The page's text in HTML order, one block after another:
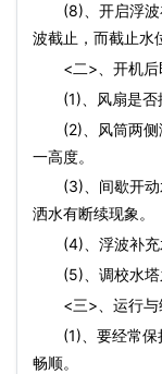
(8)、开启浮波
波截止，而截止水
<二>、开机后
(1)、风扇是否按
(2)、风筒两侧
一高度。
(3)、间歇开动
洒水有断续现象。
(4)、浮波补充
(5)、调校水塔
<三>、运行与
(1)、要经常保
畅顺。